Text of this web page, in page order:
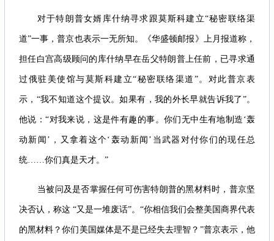
对于特朗普女婿库什纳寻求跟莫斯科建立“秘密联络渠
道”一事，普京也表示一无所知。《华盛顿邮报》上月报道称，
担任白宫高级顾问的库什纳早在岳父特朗普上任前，已寻求通
过俄驻美使馆与莫斯科建立“秘密联络渠道”。对此普京表
示，“我不知道这个提议。如果有，我的外长早就告诉我了”。
他说：“对我来说，这是件有趣的事。你们无中生有地制造‘轰
动新闻’，又拿着这个‘轰动新闻’当武器对付你们的现任总
统……你们真是天才。”
当被问及是否掌握任何可伤害特朗普的黑材料时，普京坚
决否认，称这 “又是一堆废话”。“你相信我们会整美国商界代表
的黑材料？你们美国媒体是不是已经失去理智？”普京表示，他